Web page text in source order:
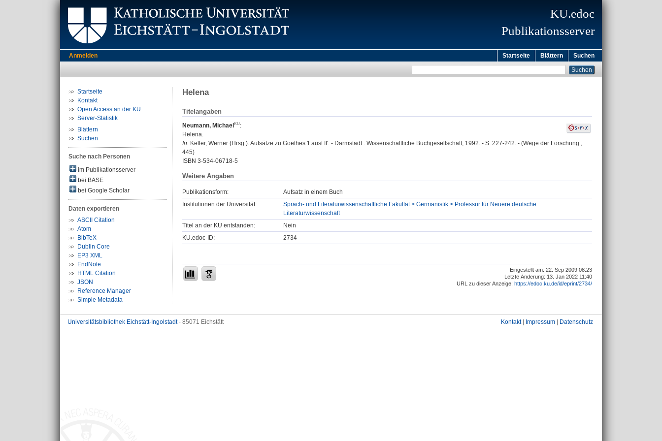
KU.edoc
Publikationsserver
Anmelden Startseite Blättern Suchen
Startseite
Kontakt
Open Access an der KU
Server-Statistik
Blättern
Suchen
Suche nach Personen
im Publikationsserver
bei BASE
bei Google Scholar
Daten exportieren
ASCII Citation
Atom
BibTeX
Dublin Core
EP3 XML
EndNote
HTML Citation
JSON
Reference Manager
Simple Metadata
Helena
Titelangaben
Neumann, Michael
:
Helena.
In: Keller, Werner (Hrsg.): Aufsätze zu Goethes 'Faust II'. - Darmstadt : Wissenschaftliche Buchgesellschaft, 1992. - S. 227-242. - (Wege der Forschung ;
445)
ISBN 3-534-06718-5
Weitere Angaben
Publikationsform:
Aufsatz in einem Buch
Institutionen der Universität:
Sprach- und Literaturwissenschaftliche Fakultät > Germanistik > Professur für Neuere deutsche
Literaturwissenschaft
Titel an der KU entstanden:
Nein
KU.edoc-ID:
2734
Eingestellt am: 22. Sep 2009 08:23
Letzte Änderung: 13. Jan 2022 11:40
URL zu dieser Anzeige: https://edoc.ku.de/id/eprint/2734/
Universitätsbibliothek Eichstätt-Ingolstadt- 85071 Eichstätt Kontakt| Impressum Datenschutz